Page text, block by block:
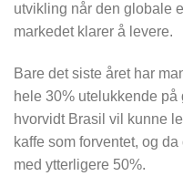
utvikling når den globale
markedet klarer å levere.
Bare det siste året har
hele 30% utelukkende
hvorvidt Brasil vil kunne
kaffe som forventet, og
med ytterligere 50%.